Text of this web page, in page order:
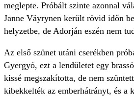
meglepte. Próbált szinte azonnal
Janne Väyrynen került rövid időn
helyzetbe, de Adorján eszén nem
Az első szünet utáni cserékben
Gyergyó, ezt a lendületet egy
kissé megszakította, de nem
kibekkelték az emberhátrányt, és a